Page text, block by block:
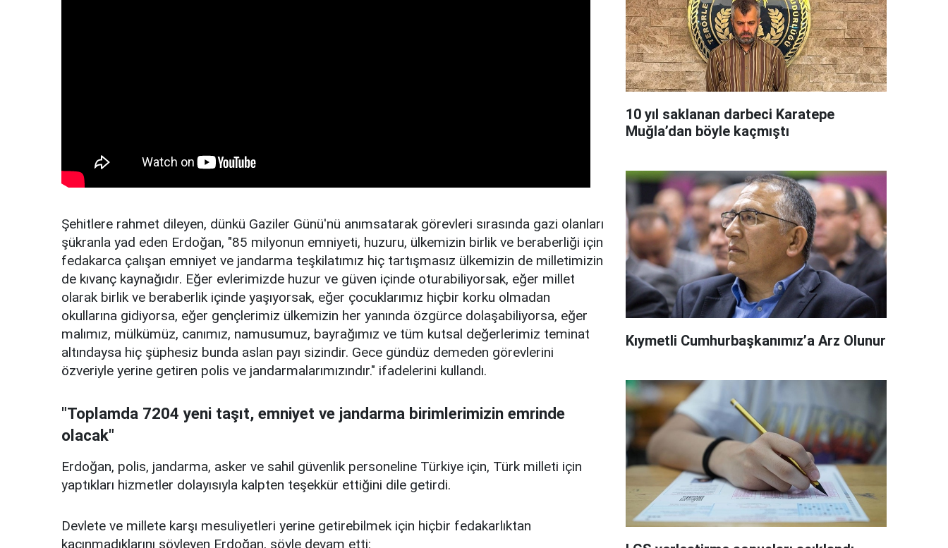
Şehitlere rahmet dileyen, dünkü Gaziler Günü'nü anımsatarak görevleri sırasında gazi olanları
şükranla yad eden Erdoğan, "85 milyonun emniyeti, huzuru, ülkemizin birlik ve beraberliği için
fedakarca çalışan emniyet ve jandarma teşkilatımız hiç tartışmasız ülkemizin de milletimizin
de kıvanç kaynağıdır. Eğer evlerimizde huzur ve güven içinde oturabiliyorsak, eğer millet
olarak birlik ve beraberlik içinde yaşıyorsak, eğer çocuklarımız hiçbir korku olmadan
okullarına gidiyorsa, eğer gençlerimiz ülkemizin her yanında özgürce dolaşabiliyorsa, eğer
malımız, mülkümüz, canımız, namusumuz, bayrağımız ve tüm kutsal değerlerimiz teminat
altındaysa hiç şüphesiz bunda aslan payı sizindir. Gece gündüz demeden görevlerini
özveriyle yerine getiren polis ve jandarmalarımızındır." ifadelerini kullandı.
"Toplamda 7204 yeni taşıt, emniyet ve jandarma birimlerimizin emrinde
olacak"
Erdoğan, polis, jandarma, asker ve sahil güvenlik personeline Türkiye için, Türk milleti için
yaptıkları hizmetler dolayısıyla kalpten teşekkür ettiğini dile getirdi.
Devlete ve millete karşı mesuliyetleri yerine getirebilmek için hiçbir fedakarlıktan
kaçınmadıklarını söyleyen Erdoğan, şöyle devam etti:
10 yıl saklanan darbeci Karatepe
Muğla’dan böyle kaçmıştı
Kıymetli Cumhurbaşkanımız’a Arz Olunur